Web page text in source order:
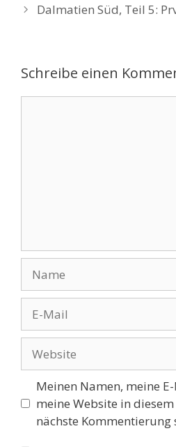
Dalmatien Süd, Teil 5:
Schreibe einen
Mail
Meinen Namen, meine
meine Website in
nächste Kommentierung